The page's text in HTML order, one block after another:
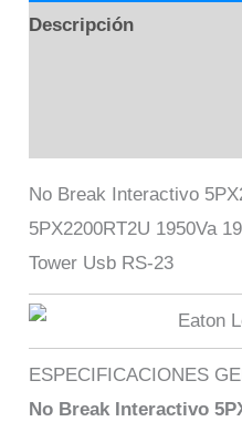
Descripción
No Break Interactivo
5PX2200RT2U 1950Va
Tower Usb RS-23
ESPECIFICACIONES
No Break Interactivo